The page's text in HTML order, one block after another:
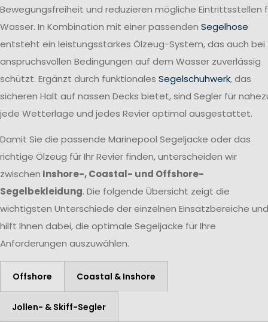
Bewegungsfreiheit und reduzieren mögliche Eintrittsstellen
Wasser. In Kombination mit einer passenden Segelhose
entsteht ein leistungsstarkes Ölzeug-System, das auch bei
anspruchsvollen Bedingungen auf dem Wasser zuverlässig
schützt. Ergänzt durch funktionales Segelschuhwerk, das
sicheren Halt auf nassen Decks bietet, sind Segler für
jede Wetterlage und jedes Revier optimal ausgestattet.
Damit Sie die passende Marinepool Segeljacke oder das
richtige Ölzeug für Ihr Revier finden, unterscheiden wir
zwischen Inshore-, Coastal- und Offshore-
Segelbekleidung. Die folgende Übersicht zeigt die
wichtigsten Unterschiede der einzelnen Einsatzbereiche und
hilft Ihnen dabei, die optimale Segeljacke für Ihre
Anforderungen auszuwählen.
Offshore Coastal & Inshore
Jollen- & Skiff-Segler